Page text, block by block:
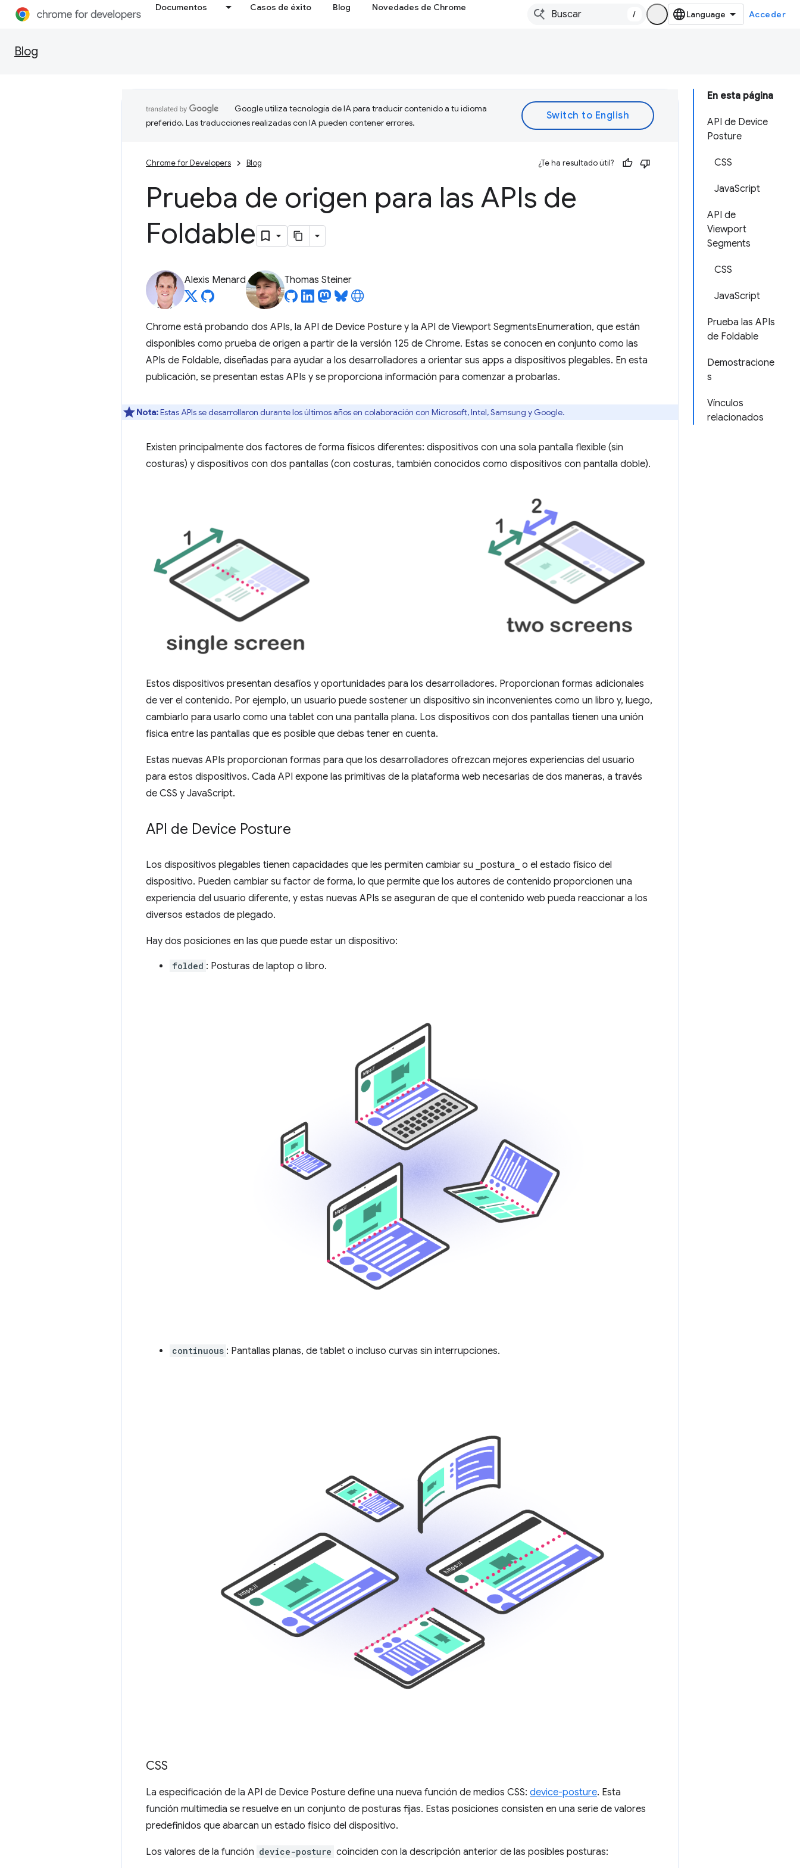
Documentos Casos de éxito Blog Novedades de Chrome
/ Acceder
Blog
En esta página
API de Device
Posture
CSS
JavaScript
API de
Viewport
Segments
CSS
JavaScript
Prueba las APIs
de Foldable
Demostracione
s
Vínculos
relacionados
Google utiliza tecnología de IA para traducir contenido a tu idioma
preferido. Las traducciones realizadas con IA pueden contener errores.
Chrome for Developers Blog ¿Te ha resultado útil?
Prueba de origen para las APIs de
Foldable
Alexis Menard Thomas Steiner
Chrome está probando dos APIs, la API de Device Posture y la API de Viewport SegmentsEnumeration, que están
disponibles como prueba de origen a partir de la versión 125 de Chrome. Estas se conocen en conjunto como las
APIs de Foldable, diseñadas para ayudar a los desarrolladores a orientar sus apps a dispositivos plegables. En esta
publicación, se presentan estas APIs y se proporciona información para comenzar a probarlas.
Nota:Estas APIs se desarrollaron durante los últimos años en colaboración con Microsoft, Intel, Samsung y Google.
Existen principalmente dos factores de forma físicos diferentes: dispositivos con una sola pantalla flexible (sin
costuras) y dispositivos con dos pantallas (con costuras, también conocidos como dispositivos con pantalla doble).
Estos dispositivos presentan desafíos y oportunidades para los desarrolladores. Proporcionan formas adicionales
de ver el contenido. Por ejemplo, un usuario puede sostener un dispositivo sin inconvenientes como un libro y, luego,
cambiarlo para usarlo como una tablet con una pantalla plana. Los dispositivos con dos pantallas tienen una unión
física entre las pantallas que es posible que debas tener en cuenta.
Estas nuevas APIs proporcionan formas para que los desarrolladores ofrezcan mejores experiencias del usuario
para estos dispositivos. Cada API expone las primitivas de la plataforma web necesarias de dos maneras, a través
de CSS y JavaScript.
API de Device Posture
Los dispositivos plegables tienen capacidades que les permiten cambiar su _postura_ o el estado físico del
dispositivo. Pueden cambiar su factor de forma, lo que permite que los autores de contenido proporcionen una
experiencia del usuario diferente, y estas nuevas APIs se aseguran de que el contenido web pueda reaccionar a los
diversos estados de plegado.
Hay dos posiciones en las que puede estar un dispositivo:
folded : Posturas de laptop o libro.
continuous : Pantallas planas, de tablet o incluso curvas sin interrupciones.
CSS
La especificación de la API de Device Posture define una nueva función de medios CSS: device-posture. Esta
función multimedia se resuelve en un conjunto de posturas fijas. Estas posiciones consisten en una serie de valores
predefinidos que abarcan un estado físico del dispositivo.
Los valores de la función device-posture coinciden con la descripción anterior de las posibles posturas: